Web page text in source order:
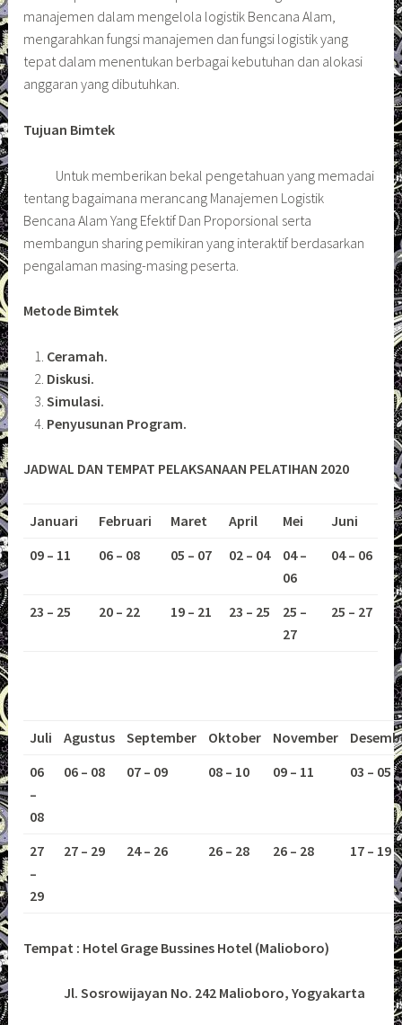
manajemen dalam mengelola logistik Bencana Alam,
mengarahkan fungsi manajemen dan fungsi logistik yang
tepat dalam menentukan berbagai kebutuhan dan alokasi
anggaran yang dibutuhkan.
Tujuan Bimtek
Untuk memberikan bekal pengetahuan yang memadai
tentang bagaimana merancang Manajemen Logistik
Bencana Alam Yang Efektif Dan Proporsional serta
membangun sharing pemikiran yang interaktif berdasarkan
pengalaman masing-masing peserta.
Metode Bimtek
Ceramah.
Diskusi.
Simulasi.
Penyusunan Program.
JADWAL DAN TEMPAT PELAKSANAAN PELATIHAN 2020
Januari Februari Maret April Mei
Juni
09 – 11
06 – 08 05 – 07 02 – 04
04 –
06
04 – 06
23 – 25 20 – 22 19 – 21 23 – 25
25 –
27
25 – 27
Juli Agustus September Oktober November
06
–
08
06 – 08 07 – 09 08 – 10 09 – 11 03 – 05
27
–
29
27 – 29 24 – 26 26 – 28 26 – 28 17 – 19
Tempat : Hotel Grage Bussines Hotel (Malioboro)
Jl. Sosrowijayan No. 242 Malioboro, Yogyakarta